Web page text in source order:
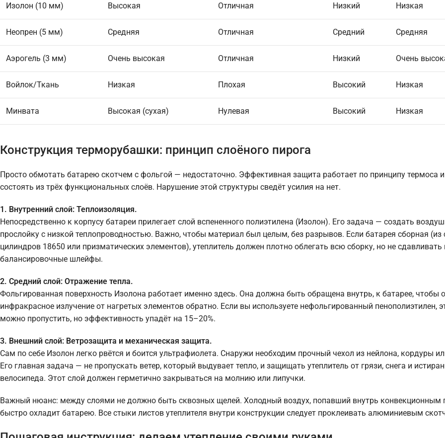
Изолон (10 мм) Высокая Отличная Низкий Низкая
Неопрен (5 мм) Средняя Отличная Средний Средняя
Аэрогель (3 мм) Очень высокая Отличная Низкий Очень
Войлок/Ткань Низкая Плохая Высокий Низкая
Минвата Высокая (сухая) Нулевая Высокий Низкая
Конструкция терморубашки: принцип слоёного пирога
Просто обмотать батарею скотчем с фольгой — недостаточно. Эффективная защита работает по принципу термоса
состоять из трёх функциональных слоёв. Нарушение этой структуры сведёт усилия на нет.
1. Внутренний слой: Теплоизоляция.
Непосредственно к корпусу батареи прилегает слой вспененного полиэтилена (Изолон). Его задача — создать
прослойку с низкой теплопроводностью. Важно, чтобы материал был целым, без разрывов. Если батарея сборная (из
цилиндров 18650 или призматических элементов), утеплитель должен плотно облегать всю сборку, но не сдавливать
балансировочные шлейфы.
2. Средний слой: Отражение тепла.
Фольгированная поверхность Изолона работает именно здесь. Она должна быть обращена внутрь, к батарее, чтобы
инфракрасное излучение от нагретых элементов обратно. Если вы используете нефольгированный пенополиэтилен,
можно пропустить, но эффективность упадёт на 15–20%.
3. Внешний слой: Ветрозащита и механическая защита.
Сам по себе Изолон легко рвётся и боится ультрафиолета. Снаружи необходим прочный чехол из нейлона, кордуры
Его главная задача — не пропускать ветер, который выдувает тепло, и защищать утеплитель от грязи, снега и
велосипеда. Этот слой должен герметично закрываться на молнию или липучки.
Важный нюанс: между слоями не должно быть сквозных щелей. Холодный воздух, попавший внутрь конвекционным
быстро охладит батарею. Все стыки листов утеплителя внутри конструкции следует проклеивать алюминиевым